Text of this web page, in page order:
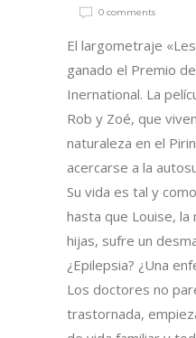
0 comments
El largometraje
ganado el Premio
Inernational. La
Rob y Zoé, que
naturaleza en el
acercarse a la
Su vida es tal y
hasta que Louise, la
hijas, sufre un
¿Epilepsia? ¿Una
Los doctores no
trastornada,